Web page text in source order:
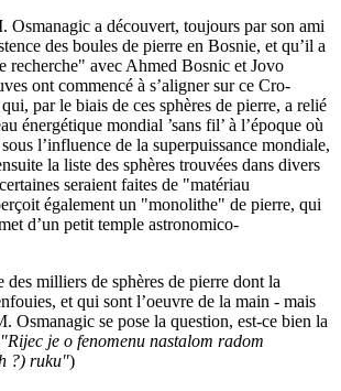
Osmanagic a découvert, toujours par son ami
des boules de pierre en Bosnie, et qu’il a
recherche" avec Ahmed Bosnic et Jovo
ont commencé à s’aligner sur ce Cro-
par le biais de ces sphères de pierre, a relié
énergétique mondial ’sans fil’ à l’époque où
l’influence de la superpuissance mondiale,
la liste des sphères trouvées dans divers
seraient faites de "matériau
également un "monolithe" de pierre, qui
d’un petit temple astronomico-
milliers de sphères de pierre dont la
et qui sont l’oeuvre de la main - mais
Osmanagic se pose la question, est-ce bien la
"Rijec je o fenomenu nastalom radom
?) ruku")